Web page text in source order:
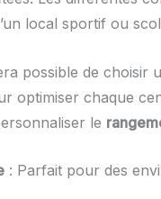
local sportif ou
possible de
optimiser chaque
le
: Parfait pour des